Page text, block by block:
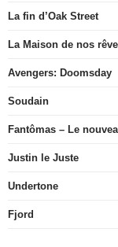
La fin d’Oak Street
La Maison de nos
Avengers: Doomsday
Soudain
Fantômas – Le
Justin le Juste
Undertone
Fjord